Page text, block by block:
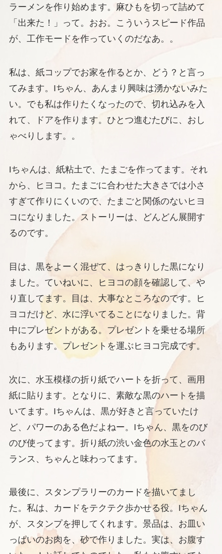
ラーメンを作り始めます。麻ひもを切って詰めて
「出来た！」って。おお。こういうスピード作品
が、工作モードを作っていくのだなあ。。
私は、紙コップでお家を作るとか、どう？と言っ
てみます。Iちゃん、あんまり興味は湧かないみた
い。でも私は作りたくなったので、切れ込みを入
れて、ドアを作ります。ひとつ進むたびに、おし
ゃべりします。。
Iちゃんは、紙粘土で、たまごを作ってます。それ
から、ヒヨコ。たまごに合わせた大きさでは小さ
すぎて作りにくいので、たまごと関係のないヒヨ
コになりました。ストーリーは、どんどん展開す
るのです。
目は、黒をよーく混ぜて、はっきりした黒になり
ました。ていねいに、ヒヨコの顔を確認して、や
り直してます。目は、大事なところなのです。ヒ
ヨコだけど、水に浮いてることになりました。背
中にプレゼントがある。プレゼントを乗せる場所
もあります。プレゼントを運ぶヒヨコ完成です。
次に、水玉模様の折り紙でハートを折って、画用
紙に貼ります。となりに、素敵な黒のハートを描
いてます。Iちゃんは、黒が好きと言っていたけ
ど、パワーのある色だよねー。Iちゃん、黒をのび
のび使ってます。折り紙の渋い金色の水玉とのバ
ランス、ちゃんと味わってます。
最後に、スタンプラリーのカードを描いてまし
た。私は、カードをテクテク歩かせる役。Iちゃん
が、スタンプを押してくれます。景品は、お皿い
っぱいのお肉を、砂で作りました。実は、お腹す